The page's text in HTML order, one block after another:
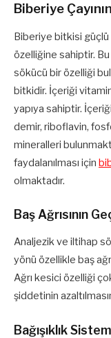
Biberiye
Biberiye bitkisi
özelliğine sahiptir. Bu
sökücü bir özelliği
bitkidir. İçeriği
yapıya sahiptir.
demir, riboflavin,
mineralleri
faydalanılması için
olmaktadır.
Baş Ağrısının
Analjezik ve iltihap
yönü özellikle baş
Ağrı kesici özelliği
şiddetinin
Bağışıklık